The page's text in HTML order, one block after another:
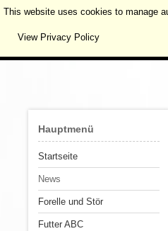
Hauptmenü
Startseite
News
Forelle und Stör
Futter ABC
This website uses cookies to manage
View Privacy Policy